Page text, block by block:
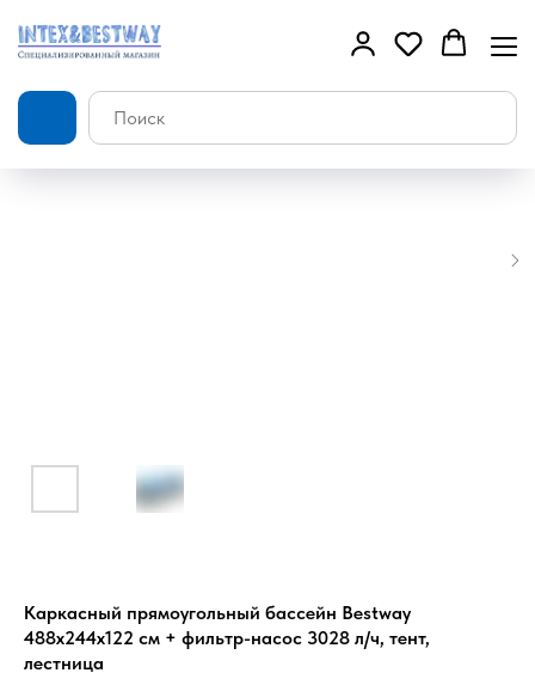
Каркасный прямоугольный бассейн Bestway
488х244х122 см + фильтр-насос 3028 л/ч, тент,
лестница